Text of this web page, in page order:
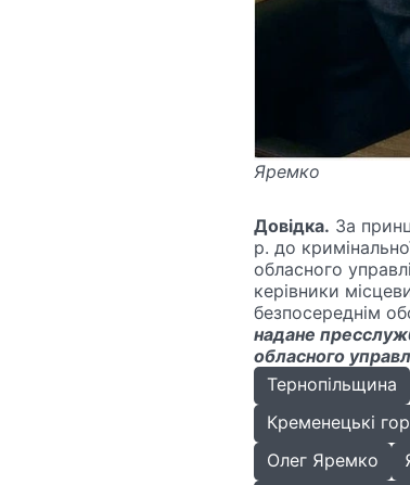
Яремко
Довідка. За
р. до
обласного
керівники
безпосереднім
надане
обласного
Тернопільщина
Кременецькі
Олег Яремко